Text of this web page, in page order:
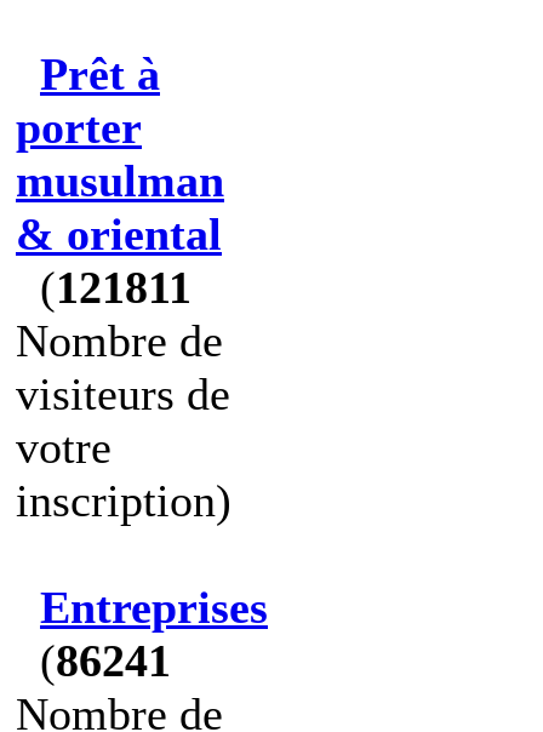
Prêt à
porter
musulman
& oriental
(121811
Nombre de
visiteurs de
votre
inscription)
Entreprises
(86241
Nombre de